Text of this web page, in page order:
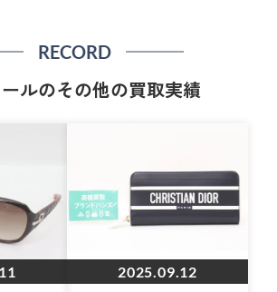
RECORD
ルのその他の買取実績
2025.09.12